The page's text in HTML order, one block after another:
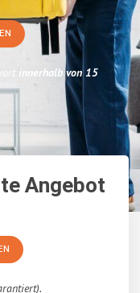
innerhalb von 15
Angebot